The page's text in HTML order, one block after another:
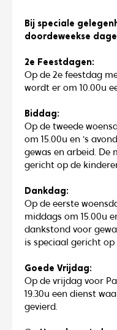
Bij speciale
doordeweekse
2e Feestdagen:
Op de 2e feestdag
wordt er om 10.00u
Biddag:
Op de tweede
om 15.00u en 's
gewas en arbeid. De
gericht op de
D‍ankdag:
Op de eerste
middags om 15.00u
dankstond voor
is speciaal gericht op
G‍oede Vrijdag:
O‍p de vrijdag voor
19.30u een dienst
gevierd.